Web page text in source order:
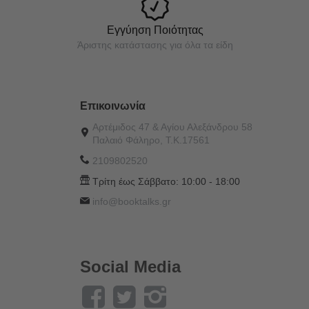
Εγγύηση Ποιότητας
Άριστης κατάστασης για όλα τα είδη
Επικοινωνία
Αρτέμιδος 47 & Αγίου Αλεξάνδρου 58
Παλαιό Φάληρο, Τ.Κ.17561
2109802520
Τρίτη έως Σάββατο: 10:00 - 18:00
info@booktalks.gr
Social Media